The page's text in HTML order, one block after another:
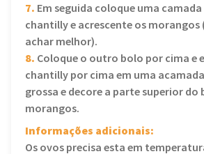
7. Em seguida coloque uma
chantilly e acrescente os morangos
achar melhor).
8. Coloque o outro bolo por cima e
chantilly por cima em uma
grossa e decore a parte superior do
morangos.
Informações adicionais:
Os ovos precisa esta em